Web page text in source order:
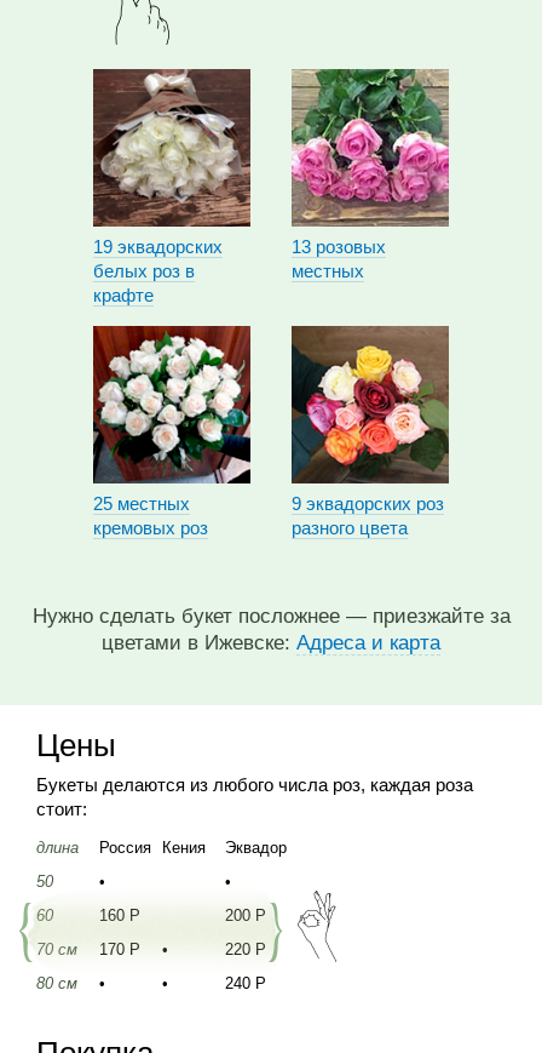
19 эквадорских
белых роз в
крафте
13 розовых
местных
25 местных
кремовых роз
9 эквадорских роз
разного цвета
Нужно сделать букет посложнее — приезжайте за
цветами в Ижевске: Адреса и карта
Цены
Букеты делаются из любого числа роз, каждая роза
стоит:
длина Россия Кения
Эквадор
50
•
•
60
160 Р
200 Р
70 см
170 Р •
220 Р
80 см
• • 240 Р